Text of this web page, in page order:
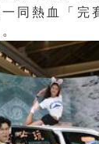
同熱血「完